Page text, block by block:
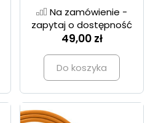
Na zamówienie -
zapytaj o dostępność
49,00 zł
Do koszyka